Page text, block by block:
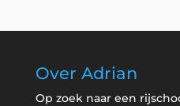
Over Adrian
Op zoek naar een